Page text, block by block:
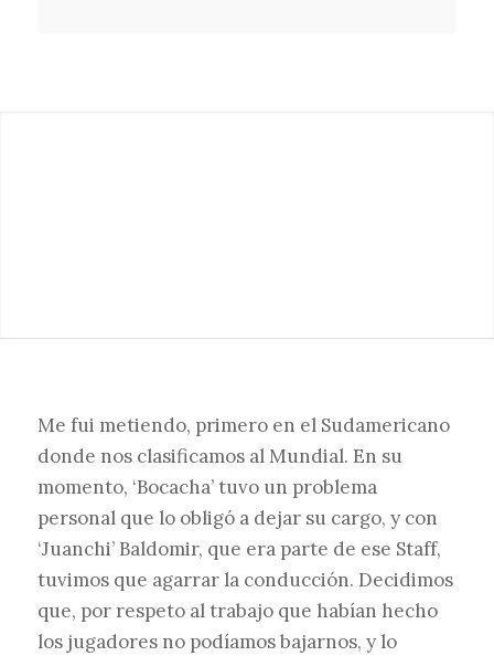
Me fui metiendo, primero en el Sudamericano
donde nos clasificamos al Mundial. En su
momento, ‘Bocacha’ tuvo un problema
personal que lo obligó a dejar su cargo, y con
‘Juanchi’ Baldomir, que era parte de ese Staff,
tuvimos que agarrar la conducción. Decidimos
que, por respeto al trabajo que habían hecho
los jugadores no podíamos bajarnos, y lo